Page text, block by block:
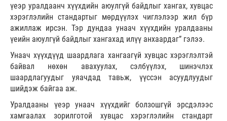
үеэр уралдаанч хүүхдийн аюулгүй байдлыг хангах, хувцас
хэрэглэлийн стандартыг мөрдүүлэх чиглэлээр жил бүр
ажиллаж ирсэн. Тэр дундаа унаач хүүхдийн уралдааны
үеийн аюулгүй байдлыг хангахад илүү анхаардаг” гэлээ.
Унаач хүүхдүүд шаардлага хангаагүй хувцас хэрэглэлтэй
байвал нөхөн авахуулах, сэлбүүлэх, шинэчлэх
шаардлагуудыг уяачдад тавьж, үүссэн асуудлуудыг
шийдэж байгаа аж.
Уралдааны үеэр унаач хүүхдийг болзошгүй эрсдэлээс
хамгаалах зорилготой хувцас хэрэглэлийн стандарт